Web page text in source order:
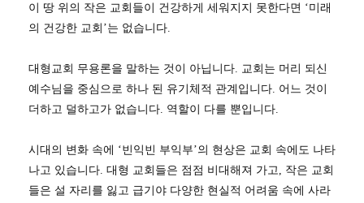
이 땅 위의 작은 교회들이 건강하게 세워지지 못한다면 ‘미래
의 건강한 교회’는 없습니다.
대형교회 무용론을 말하는 것이 아닙니다. 교회는 머리 되신
예수님을 중심으로 하나 된 유기체적 관계입니다. 어느 것이
더하고 덜하고가 없습니다. 역할이 다를 뿐입니다.
시대의 변화 속에 ‘빈익빈 부익부’의 현상은 교회 속에도 나타
나고 있습니다. 대형 교회들은 점점 비대해져 가고, 작은 교회
들은 설 자리를 잃고 급기야 다양한 현실적 어려움 속에 사라